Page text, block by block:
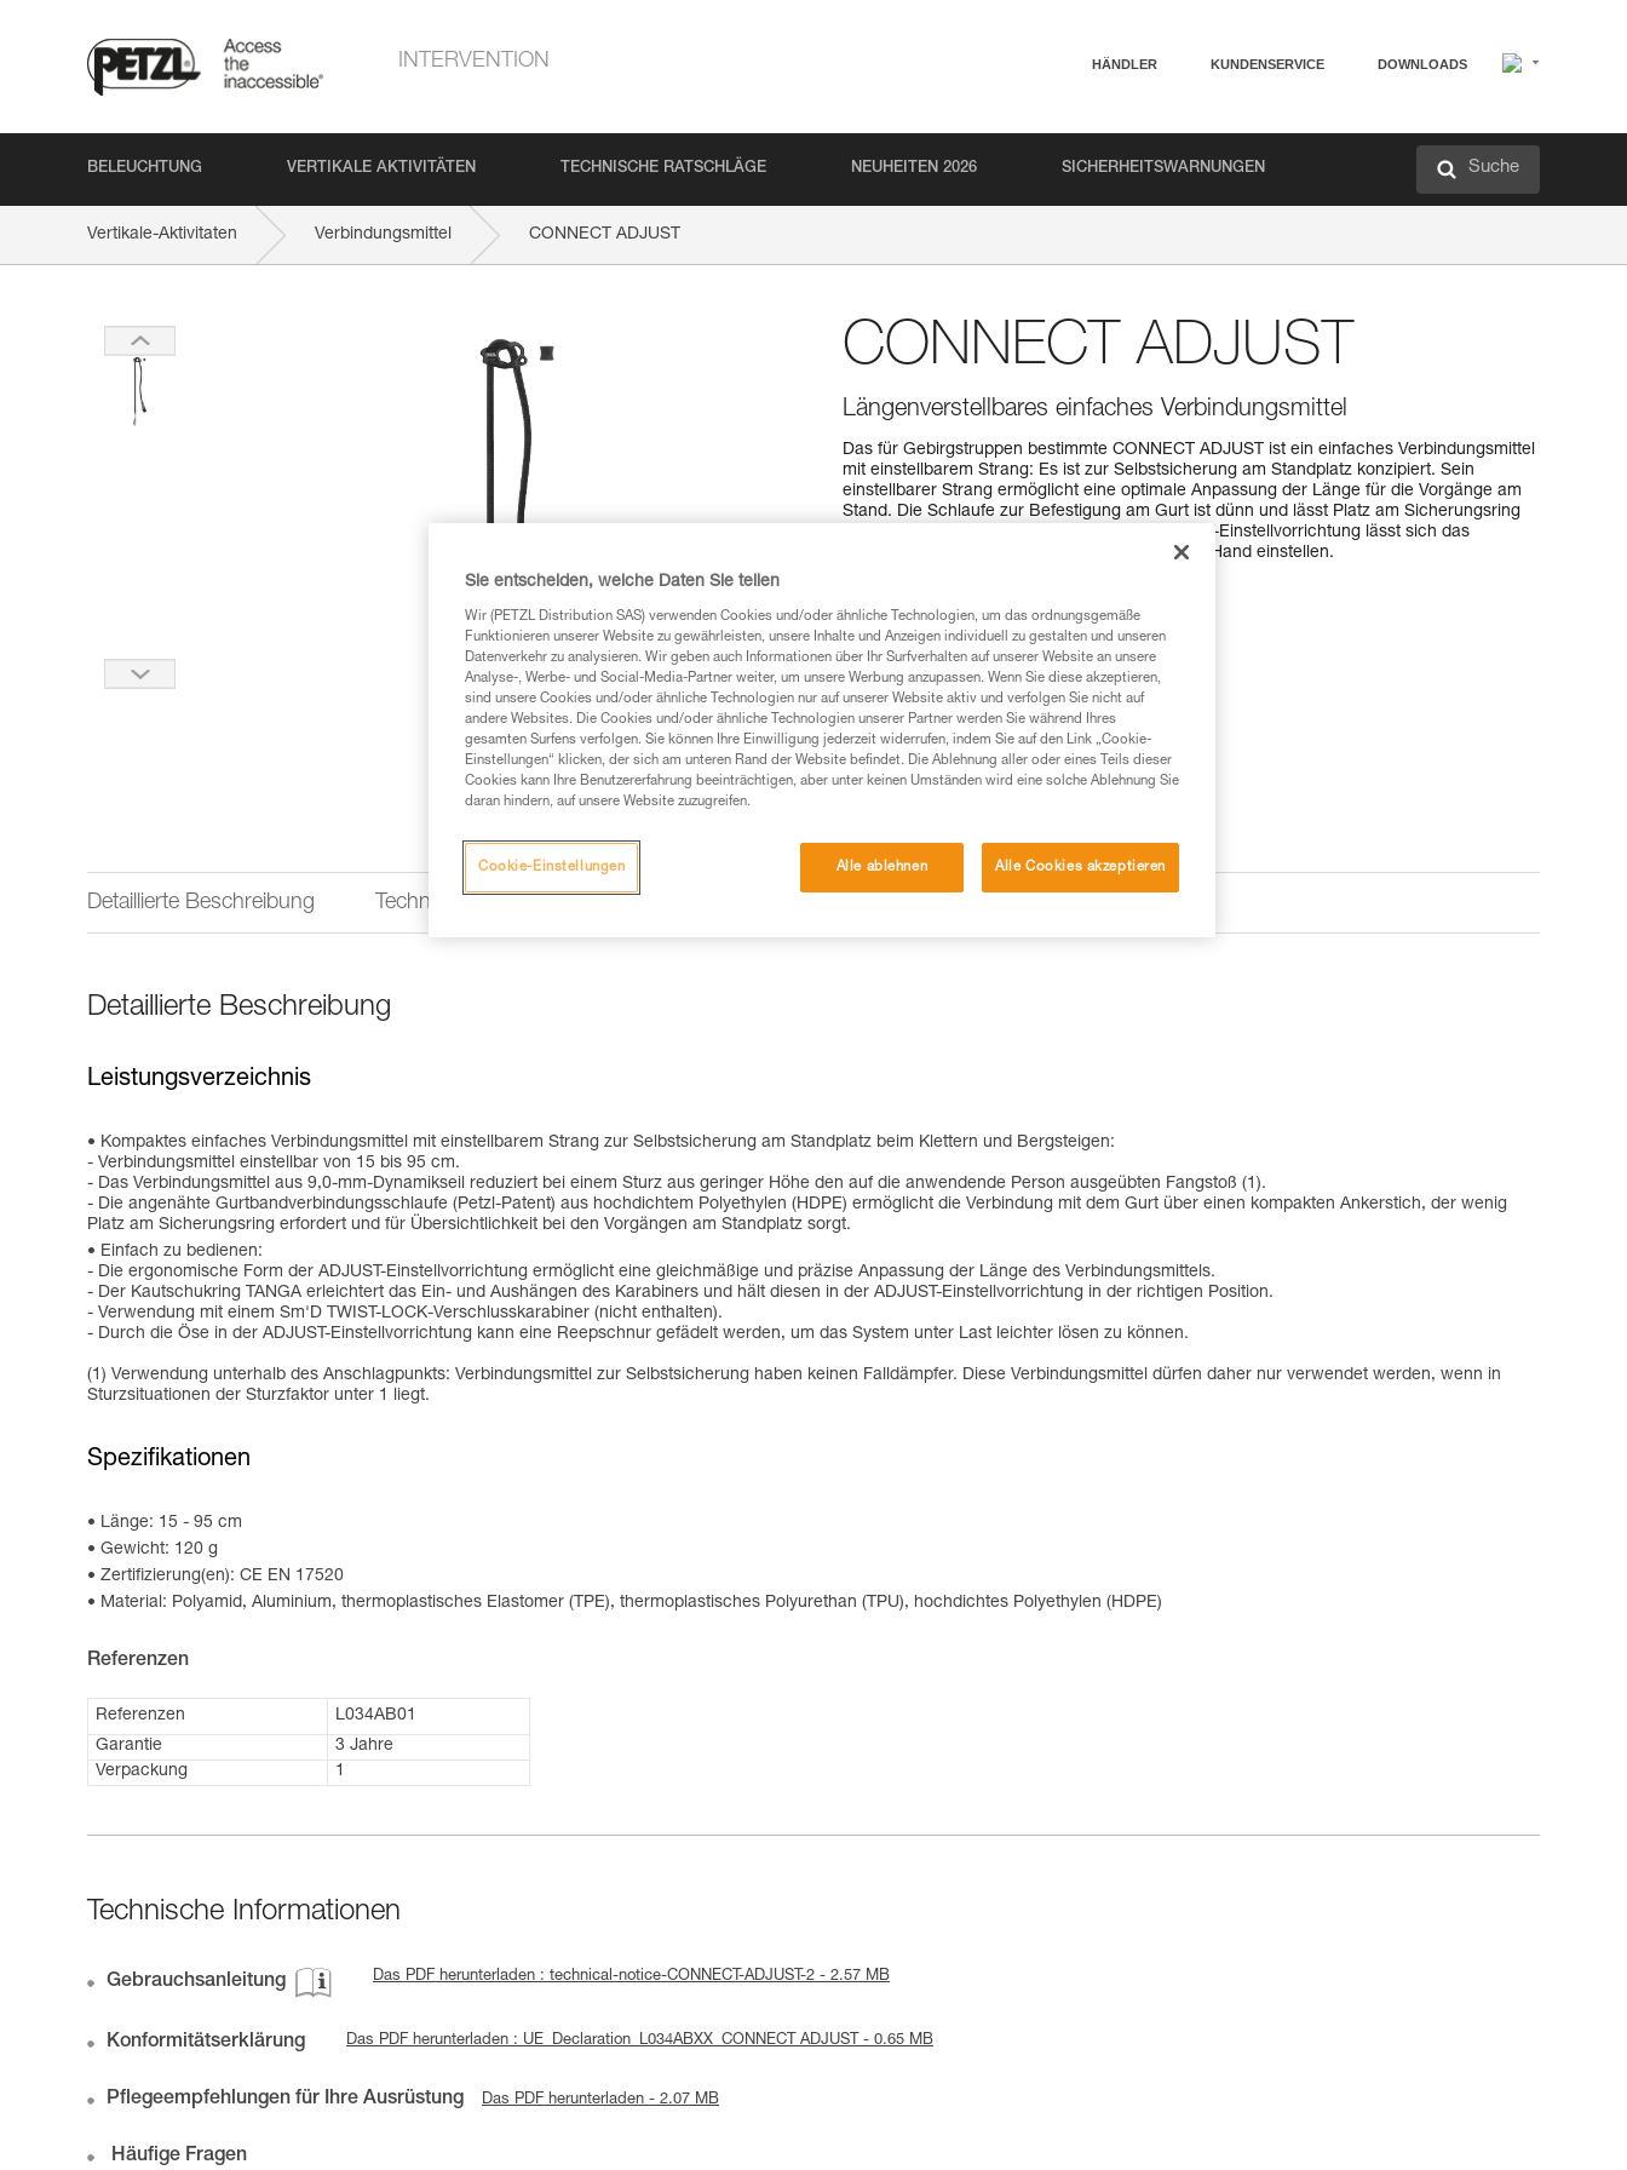
INTERVENTION HÄNDLER KUNDENSERVICE DOWNLOADS
BELEUCHTUNG VERTIKALE AKTIVITÄTEN TECHNISCHE RATSCHLÄGE NEUHEITEN 2026 SICHERHEITSWARNUNGEN Suche
Vertikale-Aktivitaten Verbindungsmittel CONNECT ADJUST
CONNECT ADJUST
Längenverstellbares einfaches Verbindungsmittel
Das für Gebirgstruppen bestimmte CONNECT ADJUST ist ein einfaches Verbindungsmittel
mit einstellbarem Strang: Es ist zur Selbstsicherung am Standplatz konzipiert. Sein
einstellbarer Strang ermöglicht eine optimale Anpassung der Länge für die Vorgänge am
Stand. Die Schlaufe zur Befestigung am Gurt ist dünn und lässt Platz am Sicherungsring
frei. Dank der ergonomischen Form der ADJUST-Einstellvorrichtung lässt sich das
Verbindungsmittel schnell und einfach mit einer Hand einstellen.
Einen Händler finden
Detaillierte Beschreibung Technische Informationen
Detaillierte Beschreibung
Leistungsverzeichnis
Kompaktes einfaches Verbindungsmittel mit einstellbarem Strang zur Selbstsicherung am Standplatz beim Klettern und Bergsteigen:
- Verbindungsmittel einstellbar von 15 bis 95 cm.
- Das Verbindungsmittel aus 9,0-mm-Dynamikseil reduziert bei einem Sturz aus geringer Höhe den auf die anwendende Person ausgeübten Fangstoß (1).
- Die angenähte Gurtbandverbindungsschlaufe (Petzl-Patent) aus hochdichtem Polyethylen (HDPE) ermöglicht die Verbindung mit dem Gurt über einen kompakten Ankerstich, der wenig
Platz am Sicherungsring erfordert und für Übersichtlichkeit bei den Vorgängen am Standplatz sorgt.
Einfach zu bedienen:
- Die ergonomische Form der ADJUST-Einstellvorrichtung ermöglicht eine gleichmäßige und präzise Anpassung der Länge des Verbindungsmittels.
- Der Kautschukring TANGA erleichtert das Ein- und Aushängen des Karabiners und hält diesen in der ADJUST-Einstellvorrichtung in der richtigen Position.
- Verwendung mit einem Sm'D TWIST-LOCK-Verschlusskarabiner (nicht enthalten).
- Durch die Öse in der ADJUST-Einstellvorrichtung kann eine Reepschnur gefädelt werden, um das System unter Last leichter lösen zu können.
(1) Verwendung unterhalb des Anschlagpunkts: Verbindungsmittel zur Selbstsicherung haben keinen Falldämpfer. Diese Verbindungsmittel dürfen daher nur verwendet werden, wenn in
Sturzsituationen der Sturzfaktor unter 1 liegt.
Spezifikationen
Länge: 15 - 95 cm
Gewicht: 120 g
Zertifizierung(en): CE EN 17520
Material: Polyamid, Aluminium, thermoplastisches Elastomer (TPE), thermoplastisches Polyurethan (TPU), hochdichtes Polyethylen (HDPE)
Referenzen
Referenzen
L034AB01
Garantie
3 Jahre
Verpackung
1
Technische Informationen
Gebrauchsanleitung Das PDF herunterladen : technical-notice-CONNECT-ADJUST-2 - 2.57 MB
Konformitätserklärung Das PDF herunterladen : UE_Declaration_L034ABXX_CONNECT ADJUST - 0.65 MB
Pflegeempfehlungen für Ihre Ausrüstung Das PDF herunterladen - 2.07 MB
Häufige Fragen
Sie entscheiden, welche Daten Sie teilen
Wir (PETZL Distribution SAS) verwenden Cookies und/oder ähnliche Technologien, um das ordnungsgemäße
Funktionieren unserer Website zu gewährleisten, unsere Inhalte und Anzeigen individuell zu gestalten und unseren
Datenverkehr zu analysieren. Wir geben auch Informationen über Ihr Surfverhalten auf unserer Website an unsere
Analyse-, Werbe- und Social-Media-Partner weiter, um unsere Werbung anzupassen. Wenn Sie diese akzeptieren,
sind unsere Cookies und/oder ähnliche Technologien nur auf unserer Website aktiv und verfolgen Sie nicht auf
andere Websites. Die Cookies und/oder ähnliche Technologien unserer Partner werden Sie während Ihres
gesamten Surfens verfolgen. Sie können Ihre Einwilligung jederzeit widerrufen, indem Sie auf den Link „Cookie-
Einstellungen“ klicken, der sich am unteren Rand der Website befindet. Die Ablehnung aller oder eines Teils dieser
Cookies kann Ihre Benutzererfahrung beeinträchtigen, aber unter keinen Umständen wird eine solche Ablehnung Sie
daran hindern, auf unsere Website zuzugreifen.
Alle ablehnen Alle Cookies akzeptieren
Cookie-Einstellungen